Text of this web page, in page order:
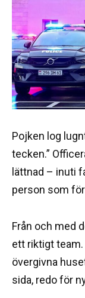
Pojken log
tecken.”
lättnad – inuti
person som
Från och med
ett riktigt
övergivna
sida, redo för